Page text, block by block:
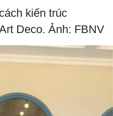
kiến trúc
Deco. Ảnh: FBNV